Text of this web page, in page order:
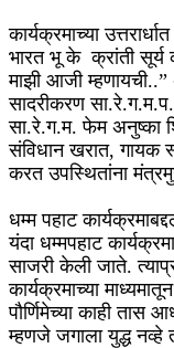
कार्यक्रमाच्या
भारत भू के क्रांती सूर्य
माझी आजी
सादरीकरण
सा.रे.ग.म. फेम अनुष्का
संविधान खरात, गायक
करत उपस्थितांना
धम्म पहाट
यंदा धम्मपहाट
साजरी केली जाते.
कार्यक्रमाच्या
पौर्णिमेच्या काही तास
म्हणजे जगाला युद्ध